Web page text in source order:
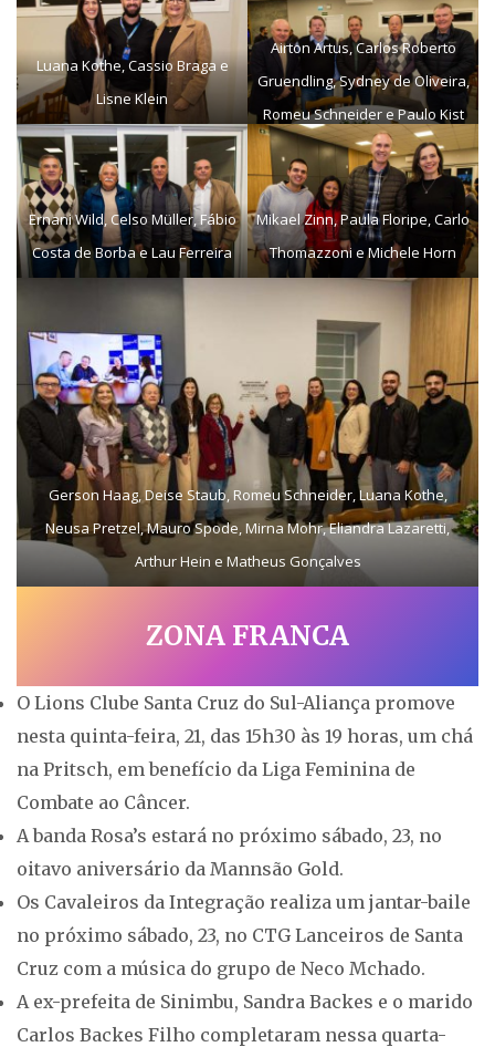
Luana Kothe, Cassio Braga e
Lisne Klein
Airton Artus, Carlos Roberto
Gruendling, Sydney de Oliveira,
Romeu Schneider e Paulo Kist
Ernani Wild, Celso Müller, Fábio
Costa de Borba e Lau Ferreira
Mikael Zinn, Paula Floripe, Carlo
Thomazzoni e Michele Horn
Gerson Haag, Deise Staub, Romeu Schneider, Luana Kothe,
Neusa Pretzel, Mauro Spode, Mirna Mohr, Eliandra Lazaretti,
Arthur Hein e Matheus Gonçalves
ZONA FRANCA
O Lions Clube Santa Cruz do Sul-Aliança promove
nesta quinta-feira, 21, das 15h30 às 19 horas, um chá
na Pritsch, em benefício da Liga Feminina de
Combate ao Câncer.
A banda Rosa’s estará no próximo sábado, 23, no
oitavo aniversário da Mannsão Gold.
Os Cavaleiros da Integração realiza um jantar-baile
no próximo sábado, 23, no CTG Lanceiros de Santa
Cruz com a música do grupo de Neco Mchado.
A ex-prefeita de Sinimbu, Sandra Backes e o marido
Carlos Backes Filho completaram nessa quarta-